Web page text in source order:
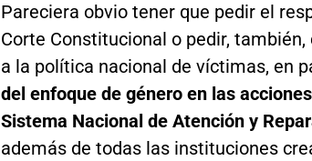
Pareciera obvio tener que pedir el
Corte Constitucional o pedir,
a la política nacional de víctimas, en
del enfoque de género en las
Sistema Nacional de Atención y
además de todas las instituciones